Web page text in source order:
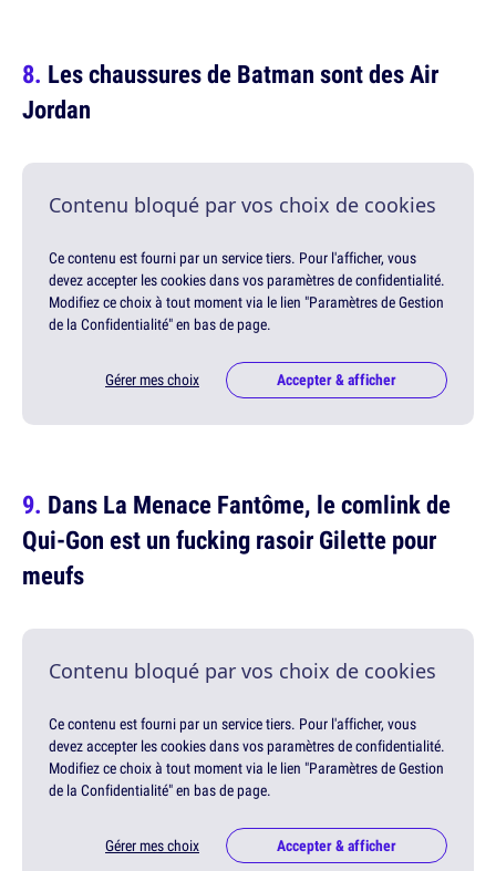
Les chaussures de Batman sont des Air
Jordan
Contenu bloqué par vos choix de cookies
Ce contenu est fourni par un service tiers. Pour l'afficher, vous
devez accepter les cookies dans vos paramètres de confidentialité.
Modifiez ce choix à tout moment via le lien "Paramètres de Gestion
de la Confidentialité" en bas de page.
Gérer mes choix Accepter & afficher
Dans La Menace Fantôme, le comlink de
Qui-Gon est un fucking rasoir Gilette pour
meufs
Contenu bloqué par vos choix de cookies
Ce contenu est fourni par un service tiers. Pour l'afficher, vous
devez accepter les cookies dans vos paramètres de confidentialité.
Modifiez ce choix à tout moment via le lien "Paramètres de Gestion
de la Confidentialité" en bas de page.
Gérer mes choix Accepter & afficher